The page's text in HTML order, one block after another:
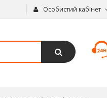
Особистий кабінет